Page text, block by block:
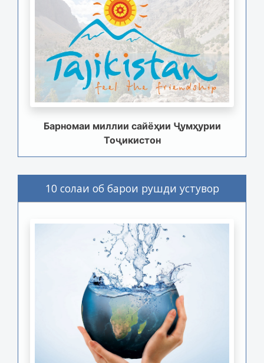
Барномаи миллии сайёҳии Ҷумҳурии
Тоҷикистон
10 солаи об барои рушди устувор